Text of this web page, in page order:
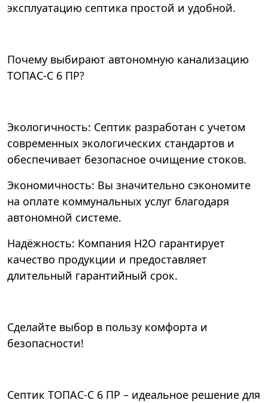
эксплуатацию септика простой и удобной.
Почему выбирают автономную канализацию
ТОПАС-С 6 ПР?
Экологичность: Септик разработан с учетом
современных экологических стандартов и
обеспечивает безопасное очищение стоков.
Экономичность: Вы значительно сэкономите
на оплате коммунальных услуг благодаря
автономной системе.
Надёжность: Компания Н2О гарантирует
качество продукции и предоставляет
длительный гарантийный срок.
Сделайте выбор в пользу комфорта и
безопасности!
Септик ТОПАС-С 6 ПР – идеальное решение для